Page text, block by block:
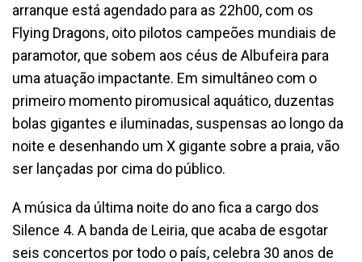
arranque está agendado para as 22h00, com os
Flying Dragons, oito pilotos campeões mundiais de
paramotor, que sobem aos céus de Albufeira para
uma atuação impactante. Em simultâneo com o
primeiro momento piromusical aquático, duzentas
bolas gigantes e iluminadas, suspensas ao longo da
noite e desenhando um X gigante sobre a praia, vão
ser lançadas por cima do público.
A música da última noite do ano fica a cargo dos
Silence 4. A banda de Leiria, que acaba de esgotar
seis concertos por todo o país, celebra 30 anos de